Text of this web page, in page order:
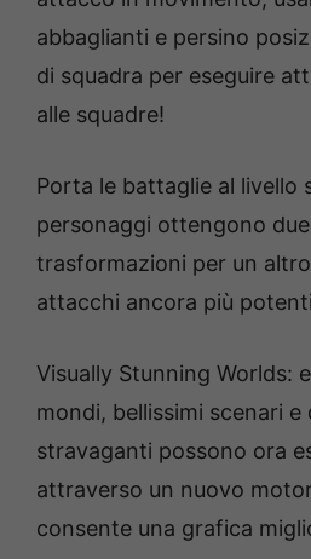
abbaglianti e persino
di squadra per eseguire
alle squadre!
Porta le battaglie al livello
personaggi ottengono
trasformazioni per un
attacchi ancora più
Visually Stunning Worlds:
mondi, bellissimi scenari e
stravaganti possono ora
attraverso un nuovo
consente una grafica